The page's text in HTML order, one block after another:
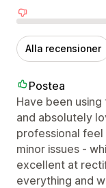
Negativa
Alla recensioner
Postea
Have been
and absolutely
professional
minor issues -
excellent at
everything and